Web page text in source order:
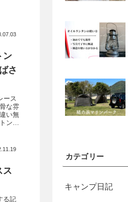
ン
さ
ース
な雰
い無
ン
ス
る記
カテゴリー
キャンプ日記